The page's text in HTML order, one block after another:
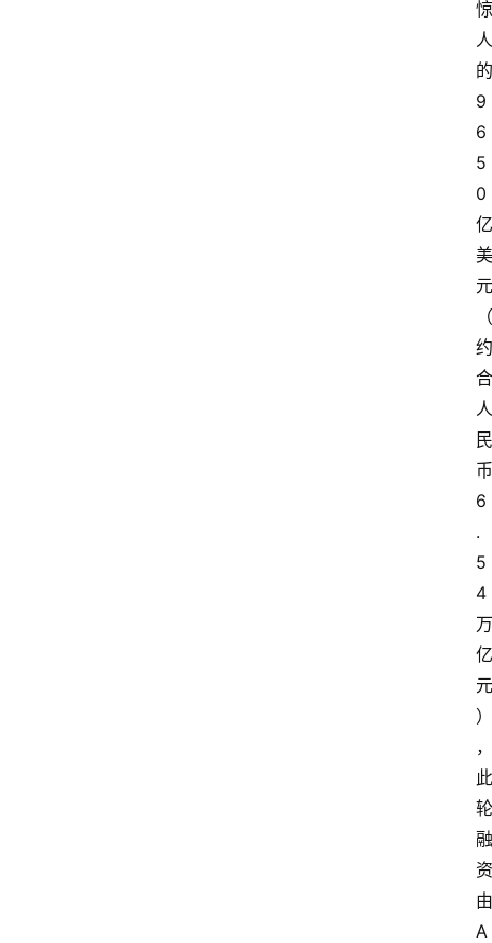
惊
人
的
9
6
5
0
亿
美
元
（
约
合
人
民
币
6
.
5
4
万
亿
元
）
，
此
轮
融
资
由
A